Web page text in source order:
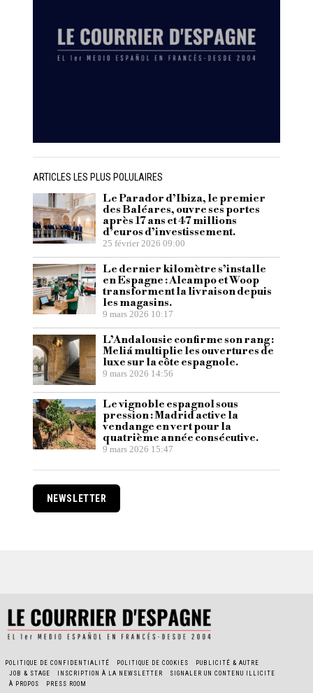
ARTICLES LES PLUS POLULAIRES
Le Parador d’Ibiza, le premier
des Baléares, ouvre ses portes
après 17 ans et 47 millions
d’euros d’investissement.
25 février 2026 09:00
Le dernier kilomètre s’installe
en Espagne : Alcampo et Woop
transforment la livraison depuis
les magasins.
9 mars 2026 10:17
L’Andalousie confirme son rang :
Meliá multiplie les ouvertures de
luxe sur la côte espagnole.
9 mars 2026 14:56
Le vignoble espagnol sous
pression : Madrid active la
vendange en vert pour la
quatrième année consécutive.
9 mars 2026 15:47
NEWSLETTER
POLITIQUE DE CONFIDENTIALITÉ POLITIQUE DE COOKIES
PUBLICITÉ & AUTRE
JOB & STAGE
INSCRIPTION À LA NEWSLETTER
SIGNALER UN CONTENU ILLICITE
À PROPOS
PRESS ROOM